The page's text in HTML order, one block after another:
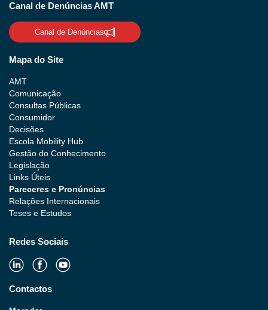
Canal de Denúncias AMT
Canal de Denúncias
Mapa do Site
AMT
Comunicação
Consultas Públicas
Consumidor
Decisões
Escola Mobility Hub
Gestão do Conhecimento
Legislação
Links Úteis
Pareceres e Pronúncias
Relações Internacionais
Teses e Estudos
Redes Sociais
Contactos